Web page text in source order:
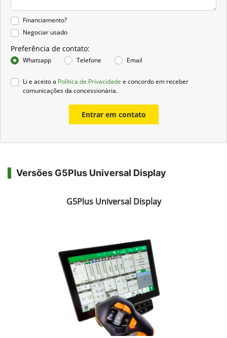
Financiamento?
Negociar usado
Preferência de contato:
Whatsapp Telefone Email
Li e aceito a Política de Privacidade e concordo em receber
comunicações da concessionária.
Entrar em contato
Versões G5Plus Universal Display
G5Plus Universal Display